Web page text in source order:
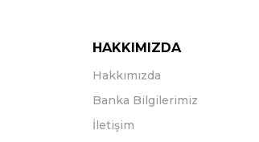
HAKKIMIZDA
Hakkımızda
Banka Bilgilerimiz
İletişim